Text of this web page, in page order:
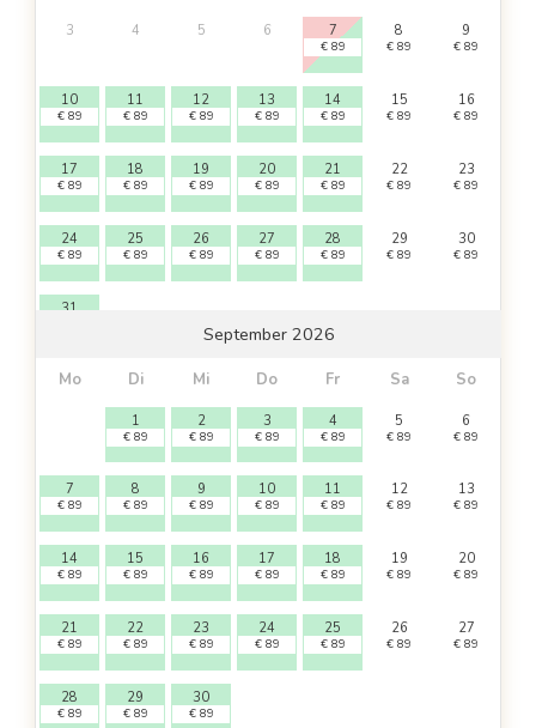
3 4 5 6 7
€89
8
€ 89
9
€ 89
10
€89
11
€89
12
€89
13
€89
14
€89
15
€ 89
16
€ 89
17
€89
18
€89
19
€89
20
€89
21
€89
22
€ 89
23
€ 89
24
€89
25
€89
26
€89
27
€89
28
€89
29
€ 89
30
€ 89
31
September 2026
Mo Di Mi Do Fr Sa So
1
€89
2
€89
3
€89
4
€89
5
€ 89
6
€ 89
7
€89
8
€89
9
€89
10
€89
11
€89
12
€ 89
13
€ 89
14
€89
15
€89
16
€89
17
€89
18
€89
19
€ 89
20
€ 89
21
€89
22
€89
23
€89
24
€89
25
€89
26
€ 89
27
€ 89
28
€89
29
€89
30
€89